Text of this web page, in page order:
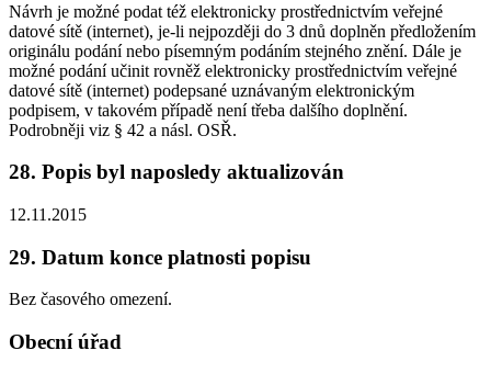
Návrh je možné podat též elektronicky prostřednictvím veřejné
datové sítě (internet), je-li nejpozději do 3 dnů doplněn předložením
originálu podání nebo písemným podáním stejného znění. Dále je
možné podání učinit rovněž elektronicky prostřednictvím veřejné
datové sítě (internet) podepsané uznávaným elektronickým
podpisem, v takovém případě není třeba dalšího doplnění.
Podrobněji viz § 42 a násl. OSŘ.
28. Popis byl naposledy aktualizován
12.11.2015
29. Datum konce platnosti popisu
Bez časového omezení.
Obecní úřad